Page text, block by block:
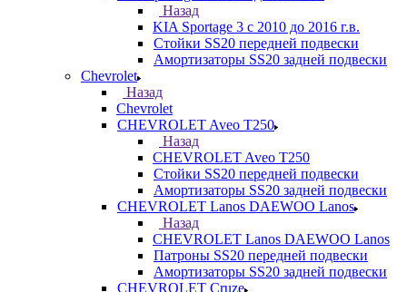
Назад
KIA Sportage 3 с 2010 до 2016 г.в.
Стойки SS20 передней подвески
Амортизаторы SS20 задней подвески
Chevrolet
Назад
Chevrolet
CHEVROLET Aveo T250
Назад
CHEVROLET Aveo T250
Стойки SS20 передней подвески
Амортизаторы SS20 задней подвески
CHEVROLET Lanos DAEWOO Lanos
Назад
CHEVROLET Lanos DAEWOO Lanos
Патроны SS20 передней подвески
Амортизаторы SS20 задней подвески
CHEVROLET Cruze